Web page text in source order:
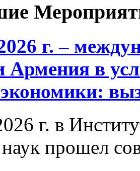
г. –
Армения в
г. в
прошел